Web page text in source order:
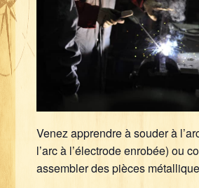
Venez apprendre à souder à
l’arc à l’électrode enrobée) ou
assembler des pièces